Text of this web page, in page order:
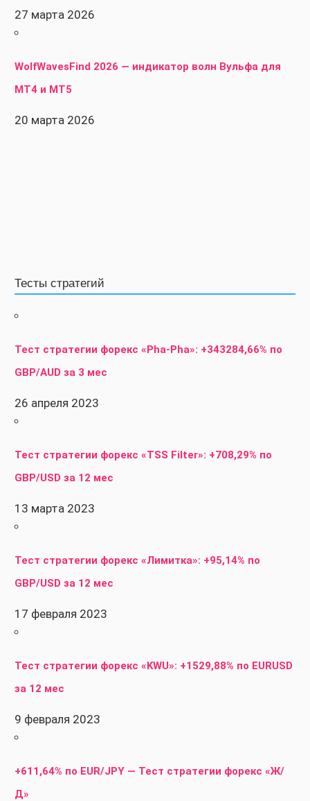
27 марта 2026
WolfWavesFind 2026 — индикатор волн Вульфа для
MT4 и MT5
20 марта 2026
Тесты стратегий
Тест стратегии форекс «Pha-Pha»: +343284,66% по
GBP/AUD за 3 мес
26 апреля 2023
Тест стратегии форекс «TSS Filter»: +708,29% по
GBP/USD за 12 мес
13 марта 2023
Тест стратегии форекс «Лимитка»: +95,14% по
GBP/USD за 12 мес
17 февраля 2023
Тест стратегии форекс «KWU»: +1529,88% по EURUSD
за 12 мес
9 февраля 2023
+611,64% по EUR/JPY — Тест стратегии форекс «Ж/
Д»